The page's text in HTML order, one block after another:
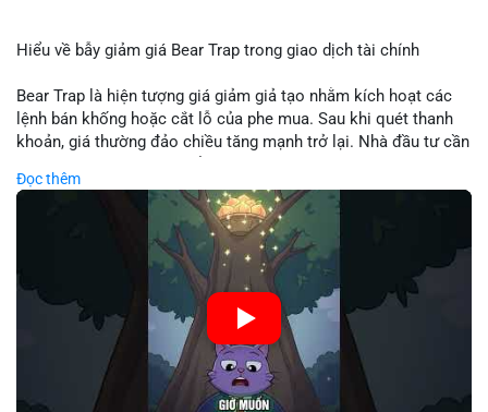
Hiểu về bẫy giảm giá Bear Trap trong giao dịch tài chính
Bear Trap là hiện tượng giá giảm giả tạo nhằm kích hoạt các
lệnh bán khống hoặc cắt lỗ của phe mua. Sau khi quét thanh
khoản, giá thường đảo chiều tăng mạnh trở lại. Nhà đầu tư cần
hóa điểm vào lệnh.
🎥 Xem video trực tiếp tại:
Nguồn: Cú Thông Thái
Đọc thêm